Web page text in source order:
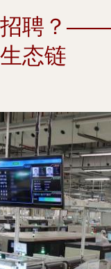
招聘？——
态链